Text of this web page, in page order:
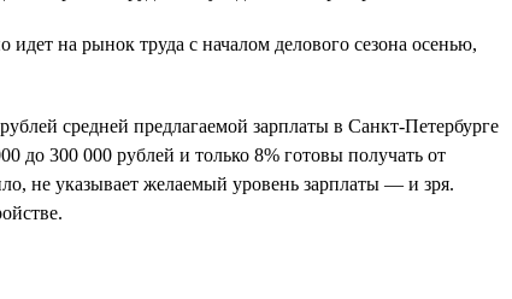
на рынок труда с началом делового сезона осенью,
средней предлагаемой зарплаты в Санкт-Петербурге
до 300 000 рублей и только 8% готовы получать от
не указывает желаемый уровень зарплаты — и зря.